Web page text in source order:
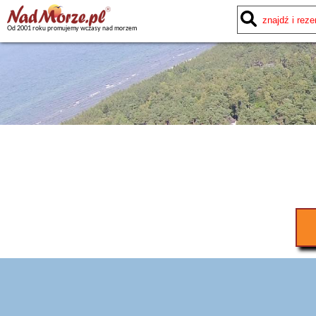
Od 2001 roku promujemy wczasy nad morzem